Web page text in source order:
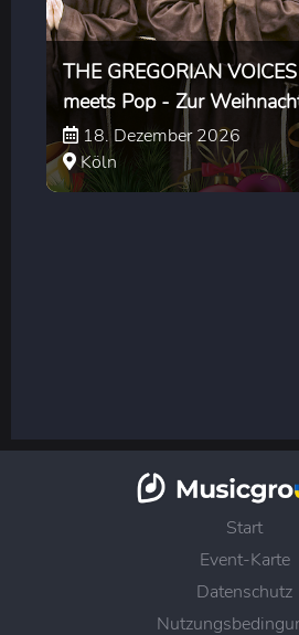
THE GREGORIAN
meets Pop - Zur
18. Dezember 2026
Köln
Start
Event-Karte
Datenschutz